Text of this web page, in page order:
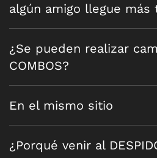
algún amigo llegue más
¿Se pueden realizar
COMBOS?
En el mismo sitio
¿Porqué venir al